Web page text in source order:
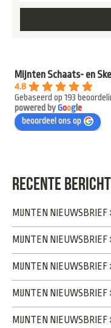
Mijnten Schaats- en
4.8
Gebaseerd op 193
powered byGooge
beoordeel ons op
RECENTE
MIJNTEN NIEUWSBRIEF
MIJNTEN NIEUWSBRIEF
MIJNTEN
MIJNTEN
MIJNTEN NIEUWSBRIEF